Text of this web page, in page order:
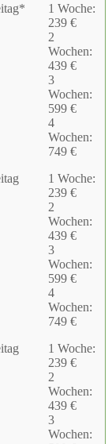
1 Woche:
239 €
2
Wochen:
439 €
3
Wochen:
599 €
4
Wochen:
749 €
1 Woche:
239 €
2
Wochen:
439 €
3
Wochen:
599 €
4
Wochen:
749 €
1 Woche:
239 €
2
Wochen:
439 €
3
Wochen: